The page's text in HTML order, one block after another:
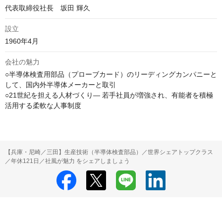
代表取締役社長　坂田 輝久
設立
1960年4月
会社の魅力
○半導体検査用部品（プローブカード）のリーディングカンパニーと
して、国内外半導体メーカーと取引
○21世紀を担える人材づくり― 若手社員が増強され、有能者を積極
活用する柔軟な人事制度
【兵庫・尼崎／三田】生産技術（半導体検査部品）／世界シェアトップクラス
／年休121日／社風が魅力 をシェアしましょう